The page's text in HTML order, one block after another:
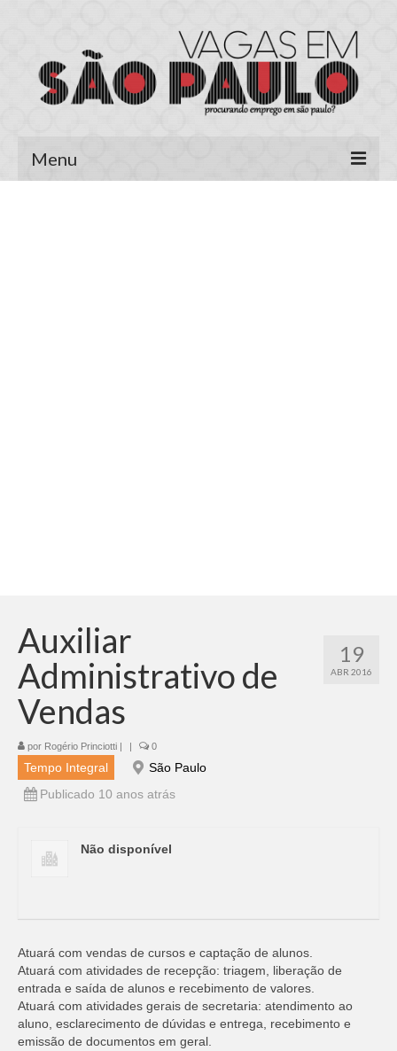
Menu
19
ABR 2016
Auxiliar
Administrativo de
Vendas
por Rogério Princiotti | | 0
Tempo Integral
São Paulo
Publicado 10 anos atrás
Não disponível
Atuará com vendas de cursos e captação de alunos.
Atuará com atividades de recepção: triagem, liberação de
entrada e saída de alunos e recebimento de valores.
Atuará com atividades gerais de secretaria: atendimento ao
aluno, esclarecimento de dúvidas e entrega, recebimento e
emissão de documentos em geral.